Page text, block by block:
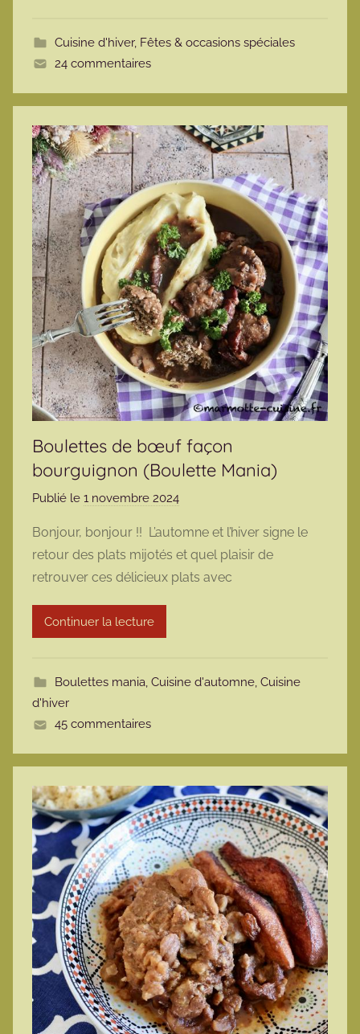
t
Cuisine d'hiver, Fêtes & occasions spéciales
24 commentaires
Boulettes de bœuf façon
bourguignon (Boulette Mania)
Publié le 1 novembre 2024
r
m
a
t
Bonjour, bonjour !! L’automne et l’hiver signe le
retour des plats mijotés et quel plaisir de
retrouver ces délicieux plats avec
Continuer la lecture
Boulettes mania, Cuisine d'automne, Cuisine
d'hiver
45 commentaires